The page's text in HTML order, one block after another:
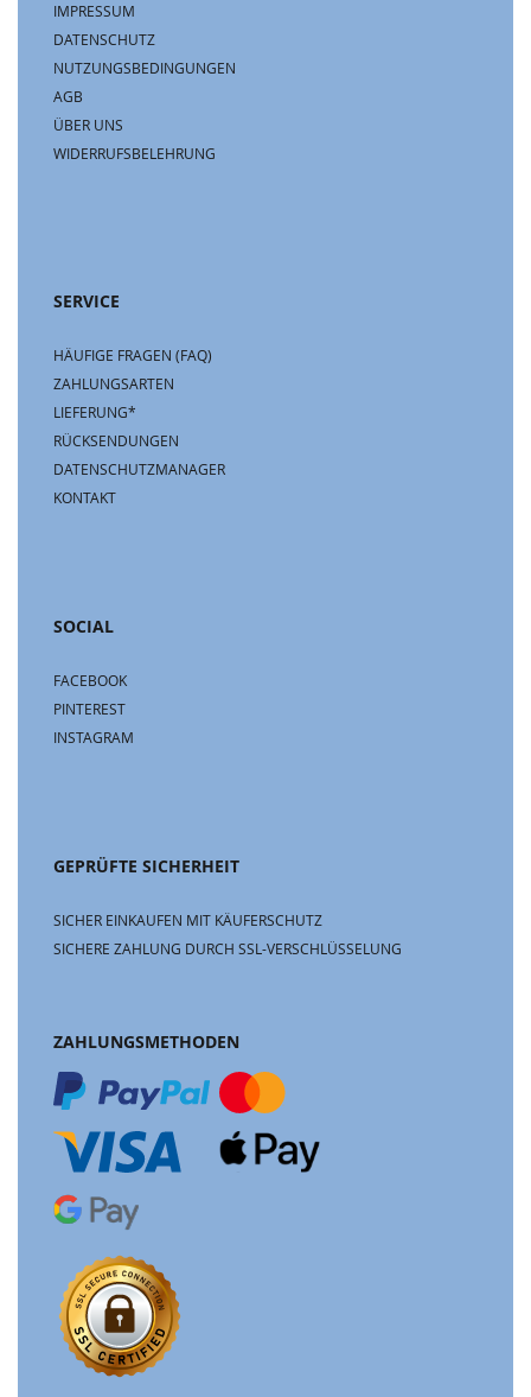
IMPRESSUM
DATENSCHUTZ
NUTZUNGSBEDINGUNGEN
AGB
ÜBER UNS
WIDERRUFSBELEHRUNG
SERVICE
HÄUFIGE FRAGEN (FAQ)
ZAHLUNGSARTEN
LIEFERUNG*
RÜCKSENDUNGEN
DATENSCHUTZMANAGER
KONTAKT
SOCIAL
FACEBOOK
PINTEREST
INSTAGRAM
GEPRÜFTE SICHERHEIT
SICHER EINKAUFEN MIT KÄUFERSCHUTZ
SICHERE ZAHLUNG DURCH SSL-VERSCHLÜSSELUNG
ZAHLUNGSMETHODEN